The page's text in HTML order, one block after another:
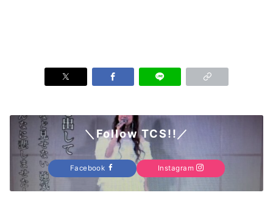
＼Follow TCS!!／
Facebook Instagram